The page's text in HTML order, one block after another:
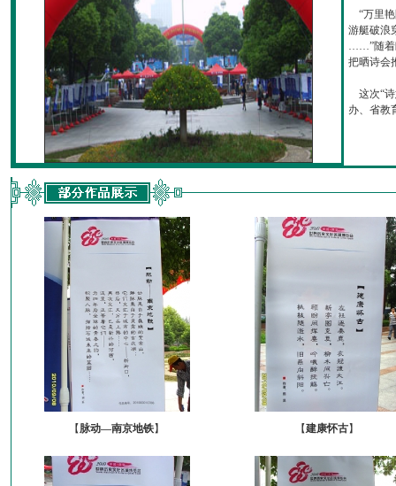
“万里艳
游艇破浪
……”随着
把晒诗会
这次“诗
办、省教
【脉动—南京地铁】 【建康怀古】